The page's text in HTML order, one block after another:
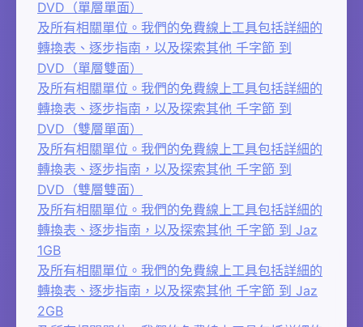
DVD（單層單面）
及所有相關單位。我們的免費線上工具包括詳細的
轉換表、逐步指南，以及探索其他 千字節 到
DVD（單層雙面）
及所有相關單位。我們的免費線上工具包括詳細的
轉換表、逐步指南，以及探索其他 千字節 到
DVD（雙層單面）
及所有相關單位。我們的免費線上工具包括詳細的
轉換表、逐步指南，以及探索其他 千字節 到
DVD（雙層雙面）
及所有相關單位。我們的免費線上工具包括詳細的
轉換表、逐步指南，以及探索其他 千字節 到 Jaz
1GB
及所有相關單位。我們的免費線上工具包括詳細的
轉換表、逐步指南，以及探索其他 千字節 到 Jaz
2GB